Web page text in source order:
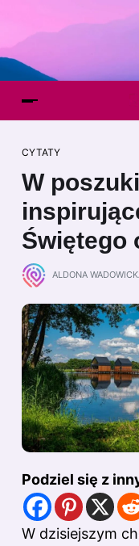
CYTATY
W
Świętego
ALDONA
Podziel się z
W dzisiejszym